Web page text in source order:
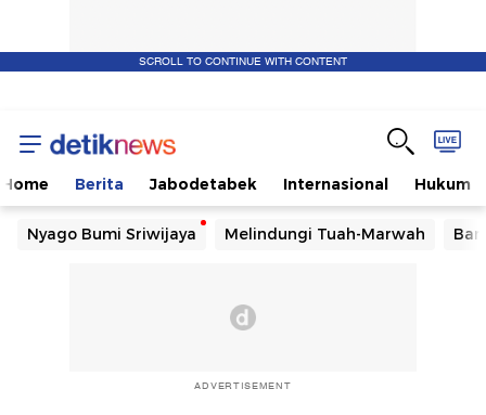
SCROLL TO CONTINUE WITH CONTENT
Home Berita Jabodetabek Internasional Hukum
Nyago Bumi Sriwijaya Melindungi Tuah-Marwah
ADVERTISEMENT